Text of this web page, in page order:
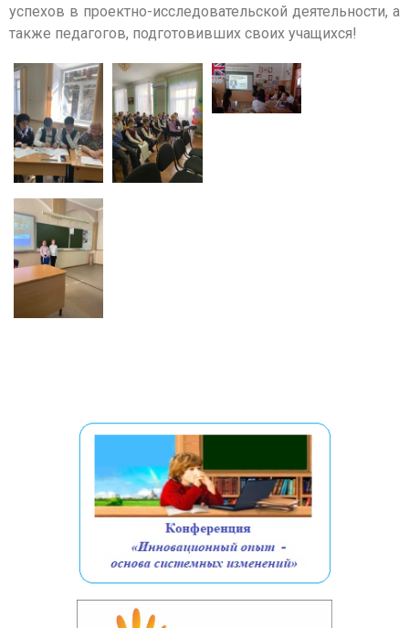
успехов в проектно-исследовательской деятельности, а
также педагогов, подготовивших своих учащихся!